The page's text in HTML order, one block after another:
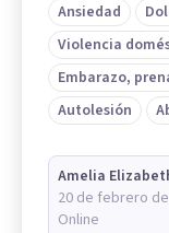
Ansiedad
Violencia
Embarazo,
Autolesión
Amelia
20 de febrero
Online